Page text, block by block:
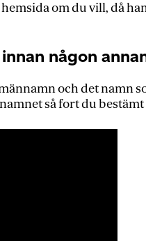
om du vill, då
någon
och det namn
så fort du